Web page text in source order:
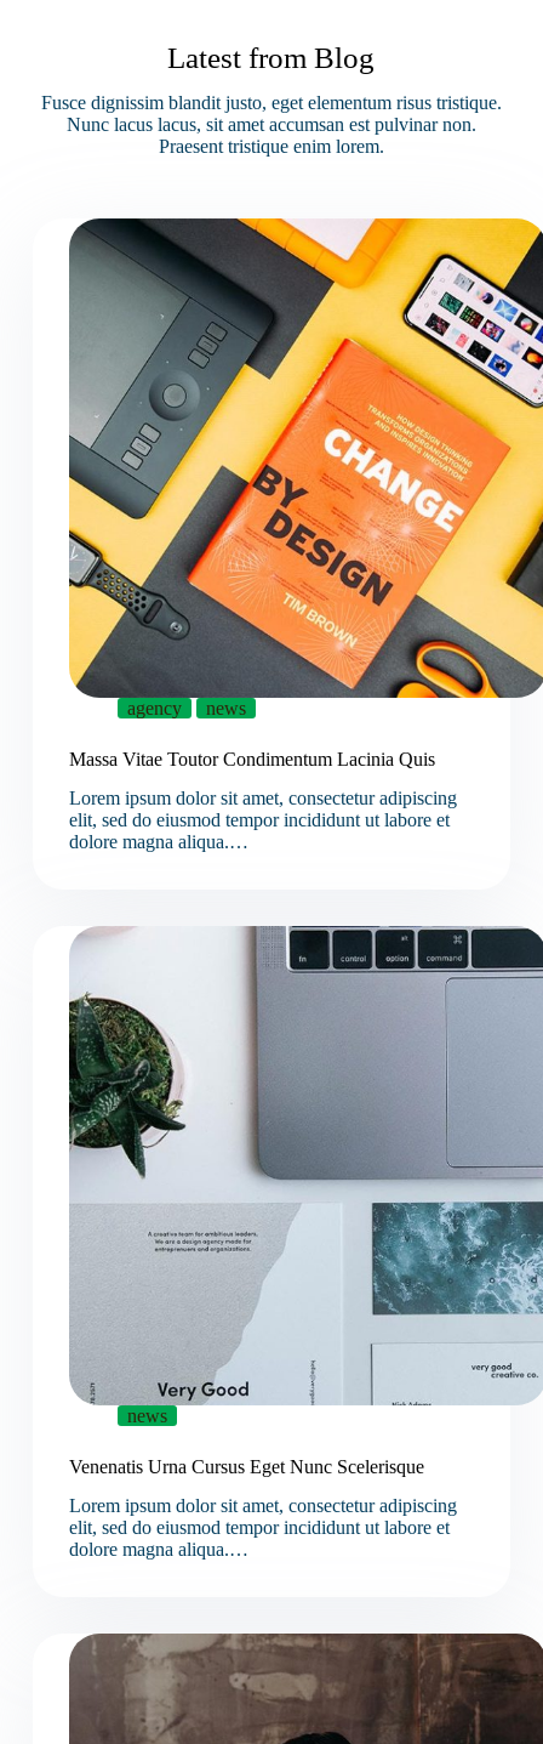
Latest from Blog
Fusce dignissim blandit justo, eget elementum risus tristique.
Nunc lacus lacus, sit amet accumsan est pulvinar non.
Praesent tristique enim lorem.
agency news
Massa Vitae Toutor Condimentum Lacinia Quis
Lorem ipsum dolor sit amet, consectetur adipiscing
elit, sed do eiusmod tempor incididunt ut labore et
dolore magna aliqua.…
news
Venenatis Urna Cursus Eget Nunc Scelerisque
Lorem ipsum dolor sit amet, consectetur adipiscing
elit, sed do eiusmod tempor incididunt ut labore et
dolore magna aliqua.…